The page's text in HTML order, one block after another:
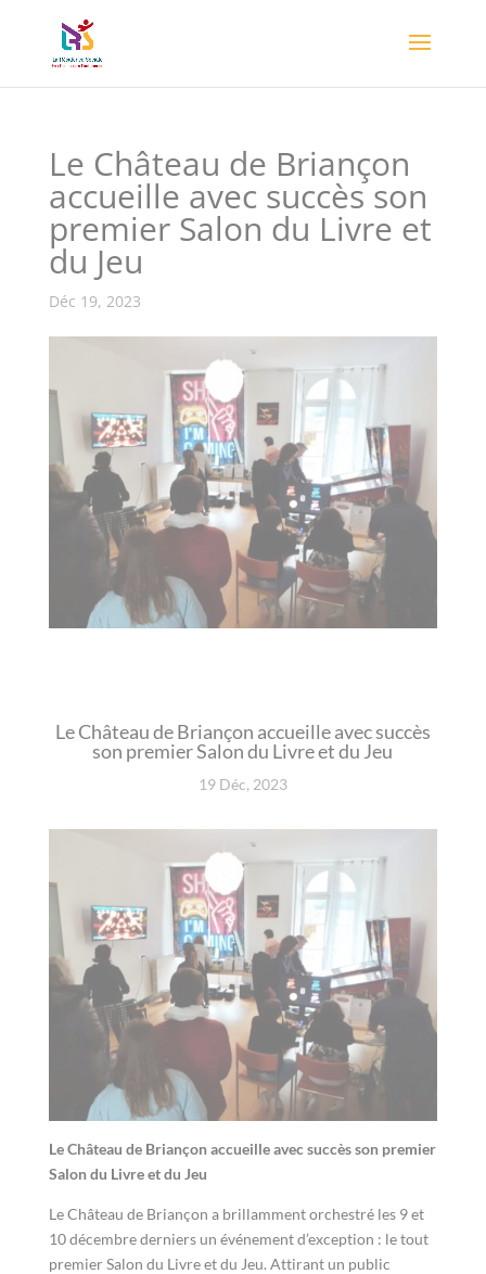
Le Château de Briançon
accueille avec succès son
premier Salon du Livre et
du Jeu
Déc 19, 2023
Le Château de Briançon accueille avec succès
son premier Salon du Livre et du Jeu
19 Déc, 2023
Le Château de Briançon accueille avec succès son premier
Salon du Livre et du Jeu
Le Château de Briançon a brillamment orchestré les 9 et
10 décembre derniers un événement d’exception : le tout
premier Salon du Livre et du Jeu. Attirant un public